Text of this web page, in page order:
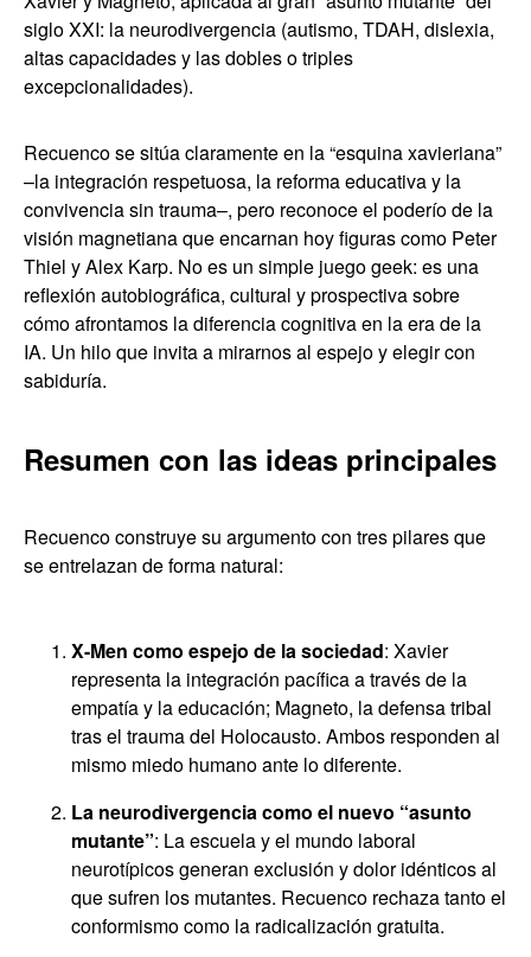
siglo XXI: la neurodivergencia (autismo, TDAH, dislexia,
altas capacidades y las dobles o triples
excepcionalidades).
Recuenco se sitúa claramente en la “esquina xavieriana”
–la integración respetuosa, la reforma educativa y la
convivencia sin trauma–, pero reconoce el poderío de la
visión magnetiana que encarnan hoy figuras como Peter
Thiel y Alex Karp. No es un simple juego geek: es una
reflexión autobiográfica, cultural y prospectiva sobre
cómo afrontamos la diferencia cognitiva en la era de la
IA. Un hilo que invita a mirarnos al espejo y elegir con
sabiduría.
Resumen con las ideas principales
Recuenco construye su argumento con tres pilares que
se entrelazan de forma natural:
X-Men como espejo de la sociedad: Xavier
representa la integración pacífica a través de la
empatía y la educación; Magneto, la defensa tribal
tras el trauma del Holocausto. Ambos responden al
mismo miedo humano ante lo diferente.
La neurodivergencia como el nuevo “asunto
mutante”: La escuela y el mundo laboral
neurotípicos generan exclusión y dolor idénticos al
que sufren los mutantes. Recuenco rechaza tanto el
conformismo como la radicalización gratuita.